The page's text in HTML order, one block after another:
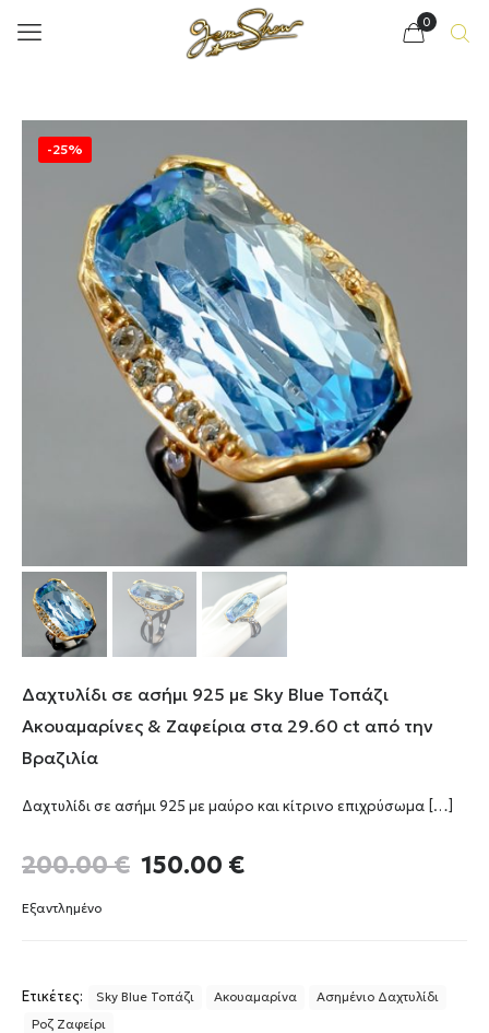
0
-25%
Δαχτυλίδι σε ασήμι 925 με Sky Blue Τοπάζι
Ακουαμαρίνες & Ζαφείρια στα 29.60 ct από την
Βραζιλία
Δαχτυλίδι σε ασήμι 925 με μαύρο και κίτρινο επιχρύσωμα […]
200.00€ Original
150.00 €Η
Εξαντλημένο
Ετικέτες: Sky Blue Τοπάζι Ακουαμαρίνα
Ασημένιο Δαχτυλίδι
Ροζ Ζαφείρι